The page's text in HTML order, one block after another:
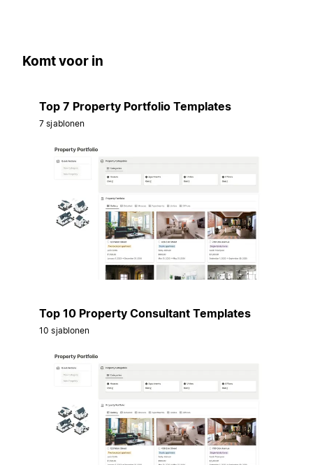
Komt voor in
Top 7 Property Portfolio Templates
7 sjablonen
Top 10 Property Consultant Templates
10 sjablonen